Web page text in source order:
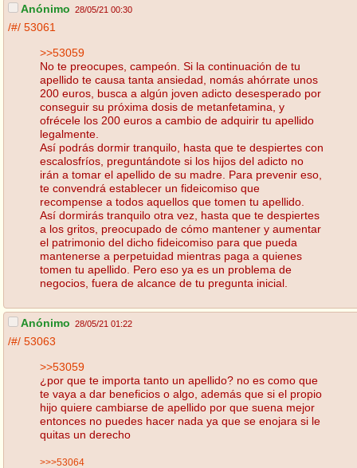
Anónimo 28/05/21 00:30
/#/ 53061
>>53059
No te preocupes, campeón. Si la continuación de tu
apellido te causa tanta ansiedad, nomás ahórrate unos
200 euros, busca a algún joven adicto desesperado por
conseguir su próxima dosis de metanfetamina, y
ofrécele los 200 euros a cambio de adquirir tu apellido
legalmente.
Así podrás dormir tranquilo, hasta que te despiertes con
escalosfríos, preguntándote si los hijos del adicto no
irán a tomar el apellido de su madre. Para prevenir eso,
te convendrá establecer un fideicomiso que
recompense a todos aquellos que tomen tu apellido.
Así dormirás tranquilo otra vez, hasta que te despiertes
a los gritos, preocupado de cómo mantener y aumentar
el patrimonio del dicho fideicomiso para que pueda
mantenerse a perpetuidad mientras paga a quienes
tomen tu apellido. Pero eso ya es un problema de
negocios, fuera de alcance de tu pregunta inicial.
Anónimo 28/05/21 01:22
/#/ 53063
>>53059
¿por que te importa tanto un apellido? no es como que
te vaya a dar beneficios o algo, además que si el propio
hijo quiere cambiarse de apellido por que suena mejor
entonces no puedes hacer nada ya que se enojara si le
quitas un derecho
>>>53064